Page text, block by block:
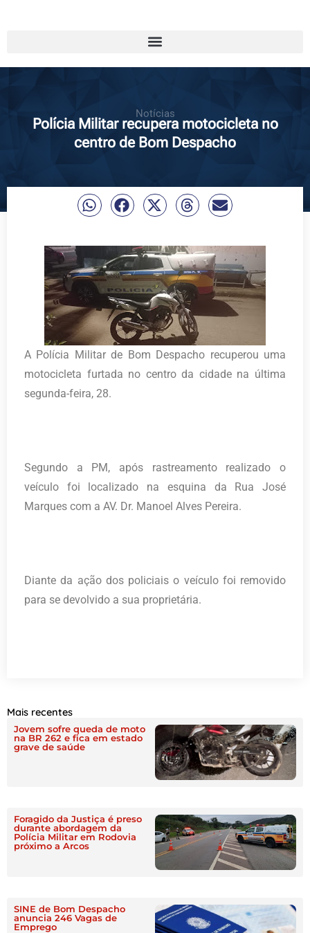
Notícias
Polícia Militar recupera motocicleta no
centro de Bom Despacho
A Polícia Militar de Bom Despacho recuperou uma
motocicleta furtada no centro da cidade na última
segunda-feira, 28.
Segundo a PM, após rastreamento realizado o
veículo foi localizado na esquina da Rua José
Marques com a AV. Dr. Manoel Alves Pereira.
Diante da ação dos policiais o veículo foi removido
para se devolvido a sua proprietária.
Mais recentes
Jovem sofre queda de moto
na BR 262 e fica em estado
grave de saúde
Foragido da Justiça é preso
durante abordagem da
Polícia Militar em Rodovia
próximo a Arcos
SINE de Bom Despacho
anuncia 246 Vagas de
Emprego